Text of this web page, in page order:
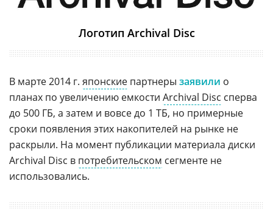
Логотип Archival Disc
В марте 2014 г. японские партнеры заявили о
планах по увеличению емкости Archival Disc сперва
до 500 ГБ, а затем и вовсе до 1 ТБ, но примерные
сроки появления этих накопителей на рынке не
раскрыли. На момент публикации материала диски
Archival Disc в потребительском сегменте не
использовались.